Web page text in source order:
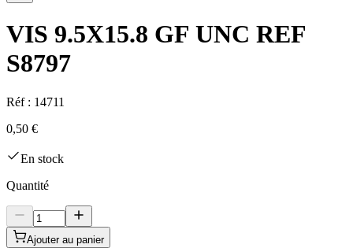
VIS 9.5X15.8 GF UNC REF
S8797
Réf : 14711
0,50 €
En stock
Quantité
Ajouter au panier